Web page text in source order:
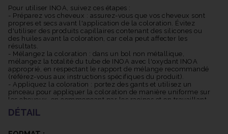
restera vive et éclatante pendant une période prolongée.
Grâce à sa formule avancée, INOA offre une couleur riche,
lumineuse et multidimensionnelle. Les reflets subtils et les
nuances profondes créent une apparence naturelle et
dynamique.
Il est important de noter que l'utilisation de la coloration INOA
nécessite une application professionnelle, de préférence par un
coiffeur qualifié, pour garantir les meilleurs résultats et éviter
les erreurs de coloration.
Pour utiliser INOA, suivez ces étapes :
- Préparez vos cheveux : assurez-vous que vos cheveux sont
propres et secs avant l'application de la coloration. Évitez
d'utiliser des produits capillaires contenant des silicones ou
des huiles avant la coloration, car cela peut affecter les
résultats.
- Mélangez la coloration : dans un bol non métallique,
mélangez la totalité du tube de INOA avec l'oxydant INOA
approprié, en respectant le rapport de mélange recommandé
(référez-vous aux instructions spécifiques du produit).
- Appliquez la coloration : portez des gants et utilisez un
pinceau pour appliquer la coloration de manière uniforme sur
les cheveux, en commençant par les racines et en travaillant
jusqu'aux pointes. Veillez à bien saturer les cheveux avec la
coloration.
pose recommandé (consultez les instructions spécifiques). Le
DÉTAIL